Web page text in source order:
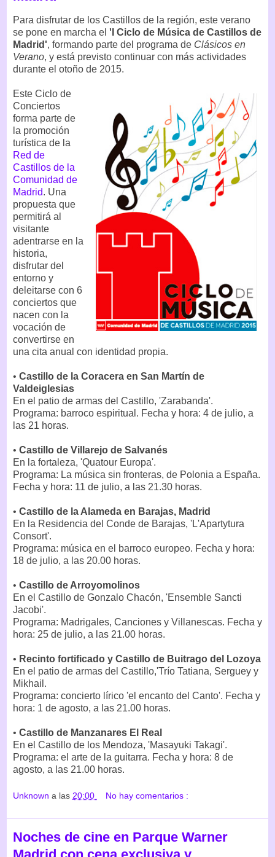
Para disfrutar de los Castillos de la región, este verano
se pone en marcha el 'I Ciclo de Música de Castillos de
Madrid', formando parte del programa de Clásicos en
Verano, y está previsto continuar con más actividades
durante el otoño de 2015.
Este Ciclo de
Conciertos
forma parte de
la promoción
turística de la
Red de
Castillos de la
Comunidad de
Madrid. Una
propuesta que
permitirá al
visitante
adentrarse en la
historia,
disfrutar del
entorno y
deleitarse con 6
conciertos que
nacen con la
vocación de
convertirse en
una cita anual con identidad propia.
• Castillo de la Coracera en San Martín de
Valdeiglesias
En el patio de armas del Castillo, 'Zarabanda'.
Programa: barroco espiritual. Fecha y hora: 4 de julio, a
las 21 horas.
• Castillo de Villarejo de Salvanés
En la fortaleza, 'Quatour Europa'.
Programa: La música sin fronteras, de Polonia a España.
Fecha y hora: 11 de julio, a las 21.30 horas.
• Castillo de la Alameda en Barajas, Madrid
En la Residencia del Conde de Barajas, 'L'Apartytura
Consort'.
Programa: música en el barroco europeo. Fecha y hora:
18 de julio, a las 20.00 horas.
• Castillo de Arroyomolinos
En el Castillo de Gonzalo Chacón, 'Ensemble Sancti
Jacobi'.
Programa: Madrigales, Canciones y Villanescas. Fecha y
hora: 25 de julio, a las 21.00 horas.
• Recinto fortificado y Castillo de Buitrago del Lozoya
En el patio de armas del Castillo,'Trío Tatiana, Serguey y
Mikhail.
Programa: concierto lírico 'el encanto del Canto'. Fecha y
hora: 1 de agosto, a las 21.00 horas.
• Castillo de Manzanares El Real
En el Castillo de los Mendoza, 'Masayuki Takagi'.
Programa: el arte de la guitarra. Fecha y hora: 8 de
agosto, a las 21.00 horas.
Unknown a las 20:00 No hay comentarios :
Noches de cine en Parque Warner